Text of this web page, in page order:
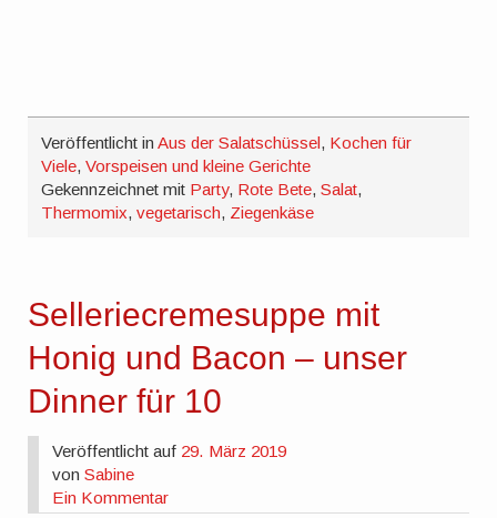
Veröffentlicht inAus der Salatschüssel, Kochen für
Viele,Vorspeisen und kleine Gerichte
Gekennzeichnet mit Party, Rote Bete,Salat,
Thermomix,vegetarisch, Ziegenkäse
Selleriecremesuppe mit
Honig und Bacon – unser
Dinner für 10
Veröffentlicht auf 29. März 2019
vonSabine
Ein Kommentar